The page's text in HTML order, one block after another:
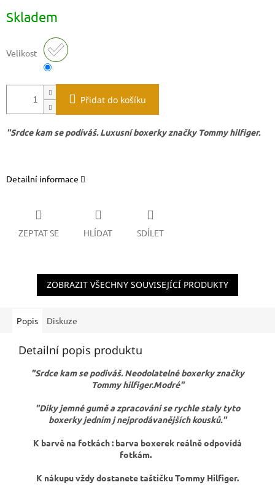
cena:
Skladem
Velikost
Přidat do košíku
"Srdce kam se podíváš. Luxusní boxerky značky Tommy hilfiger.
Detailní informace
ZEPTAT SE HLÍDAT SDÍLET
ZOBRAZIT VŠECHNY SOUVISEJÍCÍ PRODUKTY
Popis Diskuze
Detailní popis produktu
"Srdce kam se podíváš. Neodolatelné boxerky značky
Tommy hilfiger.Modré"
"Díky jemné gumě a zpracování se rychle staly tyto
boxerky jedním j nejprodávanějších kousků."
K barvě na fotkách : barva boxerek reálně odpovídá
fotkám.
K nákupu vždy dostanete taštičku Tommy Hilfiger.